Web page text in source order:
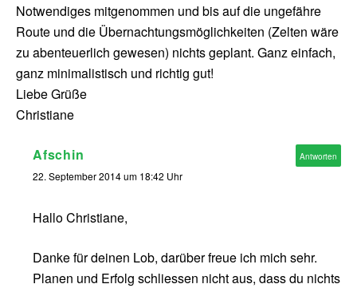
Notwendiges mitgenommen und bis auf die ungefähre
Route und die Übernachtungsmöglichkeiten (Zelten wäre
zu abenteuerlich gewesen) nichts geplant. Ganz einfach,
ganz minimalistisch und richtig gut!
Liebe Grüße
Christiane
Afschin
22. September 2014 um 18:42 Uhr
Hallo Christiane,
Danke für deinen Lob, darüber freue ich mich sehr.
Planen und Erfolg schliessen nicht aus, dass du nichts
Antworten